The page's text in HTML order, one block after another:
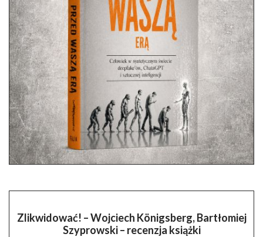
Zlikwidować! – Wojciech Königsberg, Bartłomiej
Szyprowski – recenzja książki